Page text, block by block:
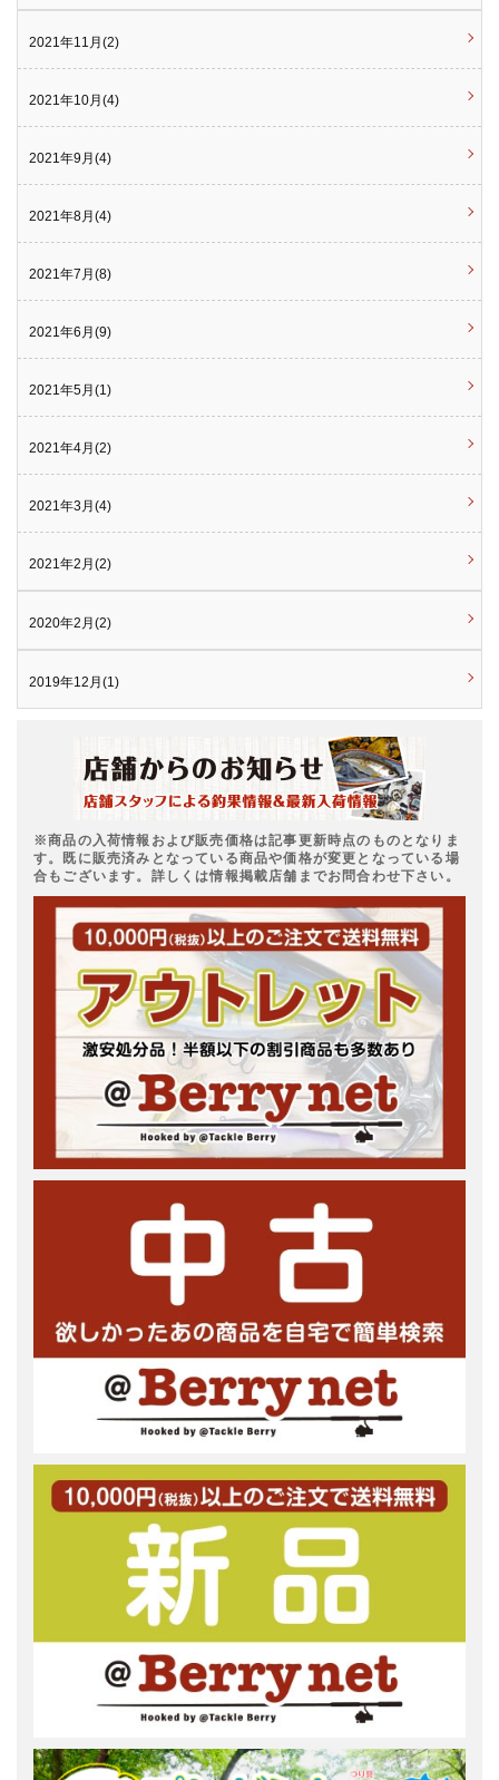
2021年11月(2)
2021年10月(4)
2021年9月(4)
2021年8月(4)
2021年7月(8)
2021年6月(9)
2021年5月(1)
2021年4月(2)
2021年3月(4)
2021年2月(2)
2020年2月(2)
2019年12月(1)
※商品の入荷情報および販売価格は記事更新時点のものとなりま
す。既に販売済みとなっている商品や価格が変更となっている場
合もございます。詳しくは情報掲載店舗までお問合わせ下さい。